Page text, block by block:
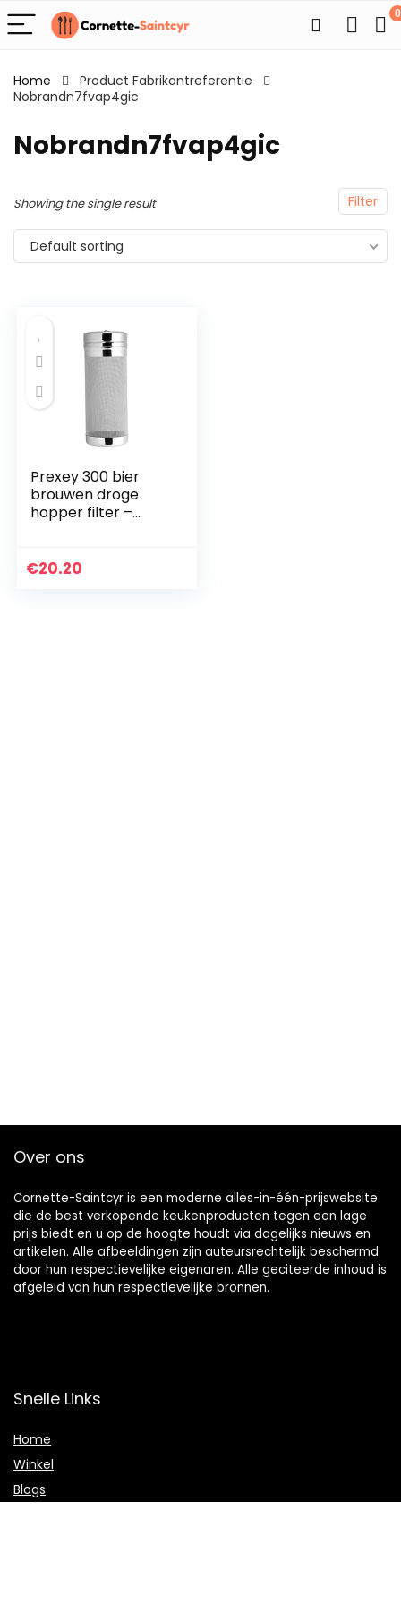
0
Home
Product Fabrikantreferentie
Nobrandn7fvap4gic
Nobrandn7fvap4gic
Filter
Showing the single result
Default sorting
Prexey 300 bier
brouwen droge
hopper filter –
brouwen hop
€20.20
Over ons
Cornette-Saintcyr is een moderne alles-in-één-prijswebsite
die de best verkopende keukenproducten tegen een lage
prijs biedt en u op de hoogte houdt via dagelijks nieuws en
artikelen. Alle afbeeldingen zijn auteursrechtelijk beschermd
door hun respectievelijke eigenaren. Alle geciteerde inhoud is
afgeleid van hun respectievelijke bronnen.
Snelle Links
Home
Winkel
Blogs